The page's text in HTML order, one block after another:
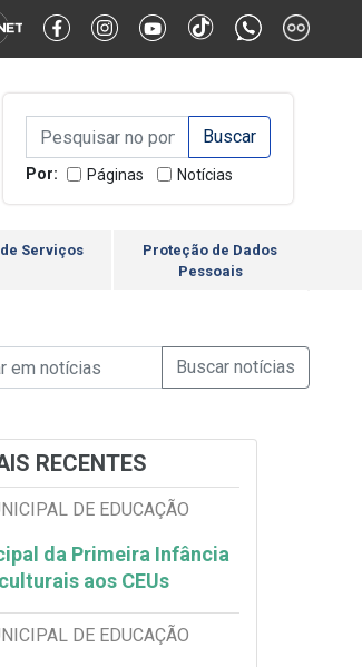
Contraste Alternar Tamanho da Fonte
Campo de Busca de
Campo de Busca de informaçõesEnviar a Busca
Por: Páginas Notícias
Serviços
Proteção de Dados
Pessoais
de Busca de Notícias
de Busca de informaçõesEnviar a Busca de
RECENTES
DE EDUCAÇÃO
da Primeira Infância
aos CEUs
DE EDUCAÇÃO